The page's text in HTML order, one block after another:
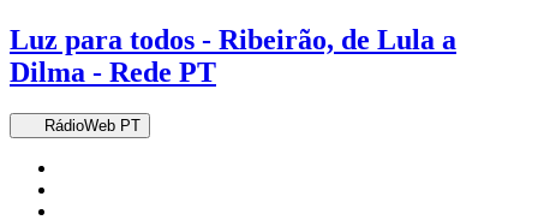
Luz para todos - Ribeirão, de Lula a
Dilma - Rede PT
RádioWeb PT